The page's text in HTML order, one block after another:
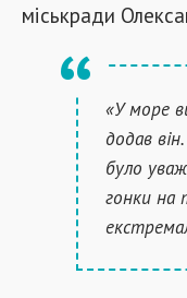
міськради
«У море
додав
було
гонки на